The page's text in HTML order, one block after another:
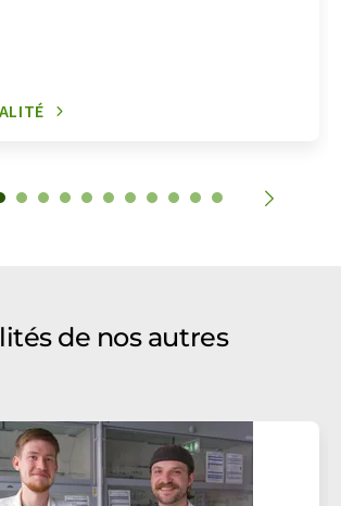
de nos autres